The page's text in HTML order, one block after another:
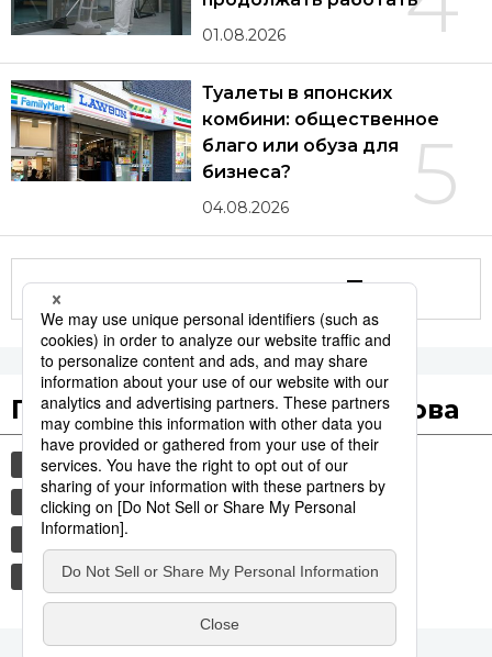
01.08.2026
5
Туалеты в японских
комбини: общественное
благо или обуза для
бизнеса?
04.08.2026
Другие статьи по теме
Популярные поисковые слова
общество культура
история
технологии
политика
jiji press
синкансэн
еда и напитки